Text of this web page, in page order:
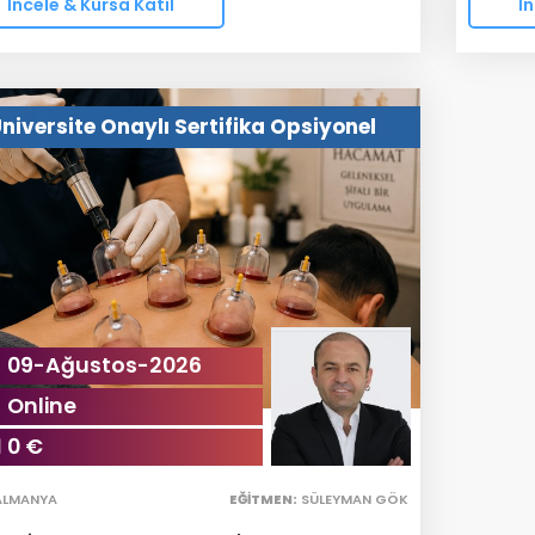
Onaylı Sertifika Opsiyonel
09-Ağustos-2026
Online
0 €
EĞITMEN: SÜLEYMAN GÖK